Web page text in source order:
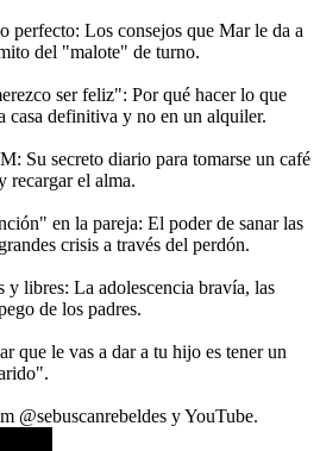
perfecto: Los consejos que Mar le da a
del "malote" de turno.
ser feliz": Por qué hacer lo que
casa definitiva y no en un alquiler.
Su secreto diario para tomarse un café
recargar el alma.
en la pareja: El poder de sanar las
crisis a través del perdón.
y libres: La adolescencia bravía, las
de los padres.
que le vas a dar a tu hijo es tener un
⁠⁠⁠⁠⁠⁠⁠⁠⁠⁠⁠⁠⁠⁠⁠⁠⁠⁠⁠⁠⁠⁠⁠⁠@sebuscanrebeldes⁠⁠⁠⁠⁠⁠⁠⁠⁠⁠⁠⁠⁠⁠⁠⁠⁠⁠⁠⁠⁠⁠ y ⁠⁠⁠⁠⁠⁠⁠⁠⁠⁠⁠⁠⁠⁠⁠⁠⁠⁠⁠⁠⁠⁠YouTube⁠⁠⁠⁠⁠⁠⁠⁠⁠⁠⁠⁠⁠⁠⁠⁠⁠⁠⁠⁠⁠⁠.